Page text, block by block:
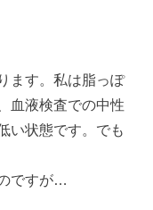
ます。私は脂っぽ
血液検査での中性
い状態です。でも
ですが…